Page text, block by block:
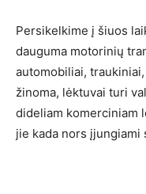
Persikelkime į šiuos
dauguma motorinių
automobiliai,
žinoma, lėktuvai turi
dideliam komerciniam
jie kada nors įjungiami